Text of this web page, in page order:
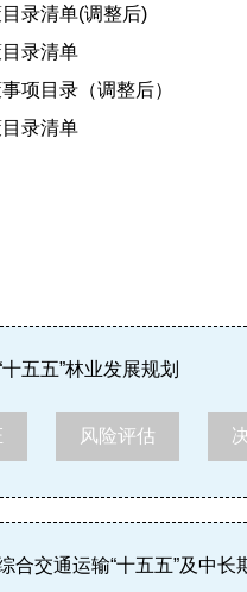
录清单(调整后)
录清单
项目录（调整后）
录清单
五五”林业发展规划
风险评估
合交通运输“十五五”及中长